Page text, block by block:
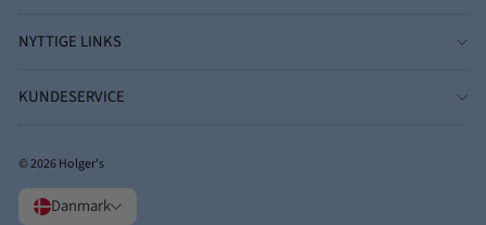
NYTTIGE LINKS
KUNDESERVICE
© 2026 Holger's
Danmark